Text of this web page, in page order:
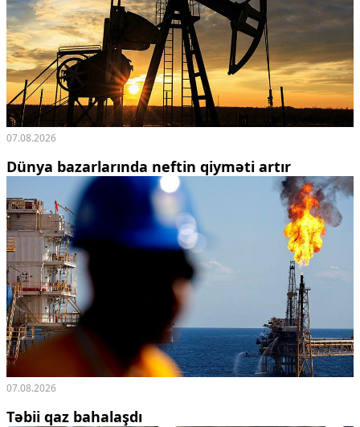
07.08.2026
Dünya bazarlarında neftin qiyməti artır
07.08.2026
Təbii qaz bahalaşdı